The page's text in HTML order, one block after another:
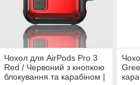
Чохол для AirPods Pro 3
Red / Червоний з кнопкою
блокування та карабіном |